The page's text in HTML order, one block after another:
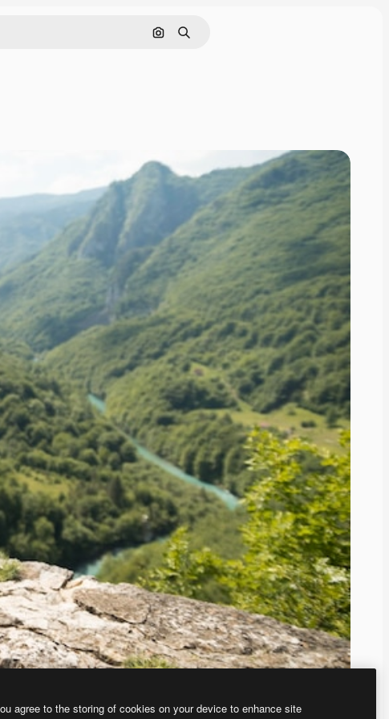
Поиск по изображению
Поиск
agree to the storing of cookies on your device to enhance site